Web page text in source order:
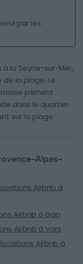
par les
la Seyne-sur-Mer,
la plage. Le
joliment
dans le quartier
sur la plage.
Alpes-
Airbnb à
Airbnb à Gap
Airbnb à Vars
Airbnb à